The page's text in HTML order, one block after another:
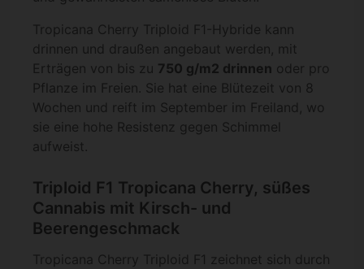
Tropicana Cherry Triploid F1-Hybride kann
drinnen und draußen angebaut werden, mit
Erträgen von bis zu 750 g/m2 drinnen oder pro
Pflanze im Freien. Sie hat eine Blütezeit von 8
Wochen und reift im September im Freiland, wo
sie eine hohe Resistenz gegen Schimmel
aufweist.
Triploid F1 Tropicana Cherry, süßes
Cannabis mit Kirsch- und
Beerengeschmack
Tropicana Cherry Triploid F1 zeichnet sich durch